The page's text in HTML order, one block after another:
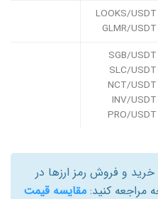
LOOKS/USDT
GLMR/USDT
SGB/USDT
SLC/USDT
NCT/USDT
INV/USDT
PRO/USDT
و فروش رمز ارزها در
مراجعه کنید:مقایسه قیمت